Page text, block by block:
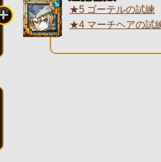
★5 ゴーテルの試練
★4 マーチヘアの試